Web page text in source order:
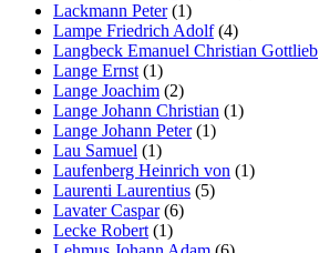
Lackmann Peter(1)
Lampe Friedrich Adolf(4)
Langbeck Emanuel Christian Gottlieb
Lange Ernst (1)
Lange Joachim (2)
Lange Johann Christian (1)
Lange Johann Peter(1)
Lau Samuel (1)
Laufenberg Heinrich von (1)
Laurenti Laurentius (5)
Lavater Caspar(6)
Lecke Robert (1)